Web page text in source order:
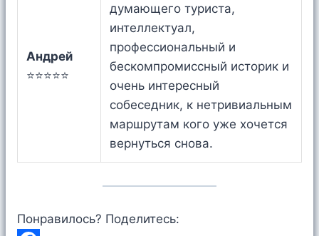
Андрей
⭐⭐⭐⭐⭐
думающего туриста,
интеллектуал,
профессиональный и
бескомпромиссный историк и
очень интересный
собеседник, к нетривиальным
маршрутам кого уже хочется
вернуться снова.
Понравилось? Поделитесь: